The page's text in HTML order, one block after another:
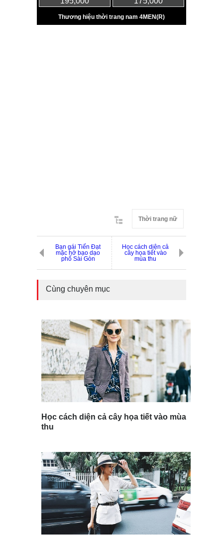
Thời trang nữ
Bạn gái Tiến Đạt
mặc hở bạo dạo
phố Sài Gòn
Học cách diện cả
cây họa tiết vào
mùa thu
Cùng chuyên mục
Học cách diện cả cây họa tiết vào mùa
thu